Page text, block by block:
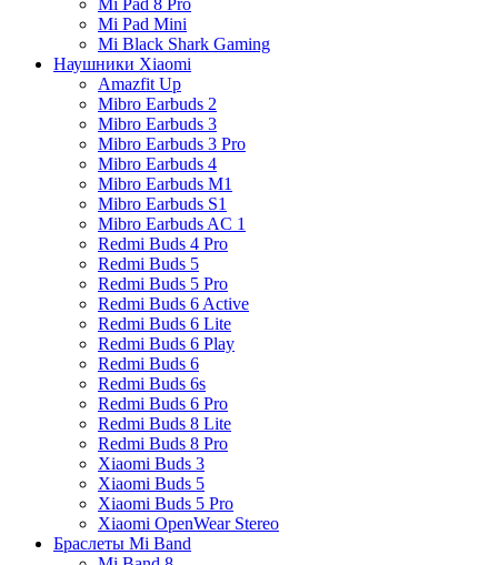
Mi Pad 8 Pro
Mi Pad Mini
Mi Black Shark Gaming
Наушники Xiaomi
Amazfit Up
Mibro Earbuds 2
Mibro Earbuds 3
Mibro Earbuds 3 Pro
Mibro Earbuds 4
Mibro Earbuds M1
Mibro Earbuds S1
Mibro Earbuds AC 1
Redmi Buds 4 Pro
Redmi Buds 5
Redmi Buds 5 Pro
Redmi Buds 6 Active
Redmi Buds 6 Lite
Redmi Buds 6 Play
Redmi Buds 6
Redmi Buds 6s
Redmi Buds 6 Pro
Redmi Buds 8 Lite
Redmi Buds 8 Pro
Xiaomi Buds 3
Xiaomi Buds 5
Xiaomi Buds 5 Pro
Xiaomi OpenWear Stereo
Браслеты Mi Band